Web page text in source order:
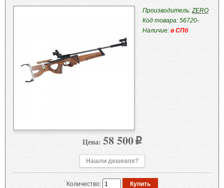
Производитель: ZERO
Код товара: 56720-
Наличие: в СПб
Цена: 58 500p
Нашли дешевле?
Количество: